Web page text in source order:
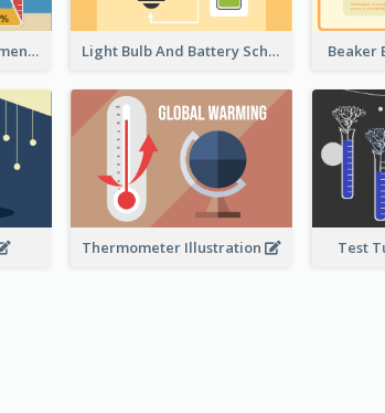
Science Tool Measurement Light Bulb And Battery Schematic Diagram Beaker
Thermometer Illustration Test